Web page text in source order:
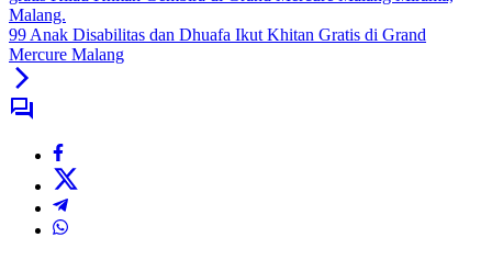
99 Anak Disabilitas dan Dhuafa Ikut Khitan Gratis di Grand
Mercure Malang